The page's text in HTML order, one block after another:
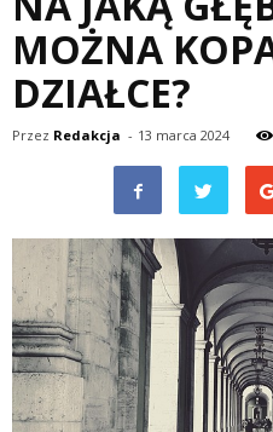
MOŻNA
DZIAŁCE?
Przez Redakcja - 13 marca 2024